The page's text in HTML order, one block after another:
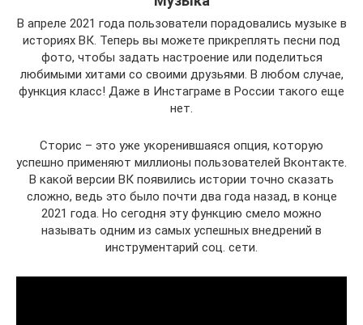
В апреле 2021 года пользователи порадовались музыке в
историях ВК. Теперь вы можете прикреплять песни под
фото, чтобы задать настроение или поделиться
любимыми хитами со своими друзьями. В любом случае,
функция класс! Даже в Инстаграме в России такого еще
нет.
Сторис – это уже укоренившаяся опция, которую
успешно применяют миллионы пользователей Вконтакте.
В какой версии ВК появились истории точно сказать
сложно, ведь это было почти два года назад, в конце
2021 года. Но сегодня эту функцию смело можно
называть одним из самых успешных внедрений в
инструментарий соц. сети.